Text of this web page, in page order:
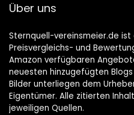
Über uns
Sternquell-vereinsmeier.de
Preisvergleichs- und
Amazon verfügbaren
neuesten hinzugefügten
Bilder unterliegen dem
Eigentümer. Alle zitierten
jeweiligen Quellen.